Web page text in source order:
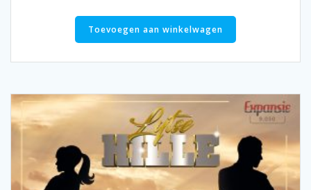
Toevoegen aan winkelwagen